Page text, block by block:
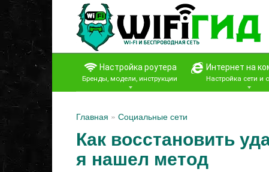
Перейти
контенту
Настройка роутера
Бренды, модели, инструкции
Интернет на
Настройка сети и
Главная » Социальные сети
Как восстановить
я нашел метод